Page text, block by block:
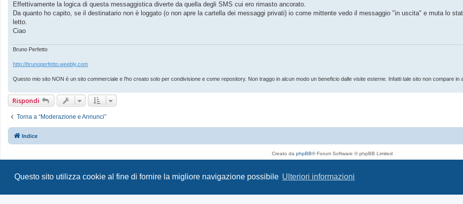
Questo sito utilizza cookie al fine di fornire la migliore navigazione possibile Ulteriori informazioni
a
g
i
o
Effettivamente la logica di questa messaggistica diverte da quella degli SMS cui ero rimasto ancorato.
Da quanto ho capito, se il destinatario non è loggato (o non apre la cartella dei messaggi privati) io come mittente vedo il messaggio "in uscita" e muta lo
letto.
Ciao
Bruno Perfetto
http://brunoperfetto.weebly.com
Questo mio sito NON è un sito commerciale e l'ho creato solo per condivisione e come repository. Non traggo in alcun modo un beneficio dalle visite esterne. Infatti tale sito non compare in
Rispondi
Torna a “Moderazione e Annunci”
Indice
Creato da phpBB® Forum Software © phpBB Limited